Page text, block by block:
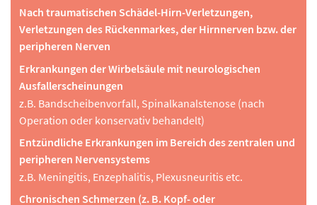
Nach traumatischen Schädel-Hirn-Verletzungen,
Verletzungen des Rückenmarkes, der Hirnnerven bzw. der
peripheren Nerven
Erkrankungen der Wirbelsäule mit neurologischen
Ausfallerscheinungen
z.B. Bandscheibenvorfall, Spinalkanalstenose (nach
Operation oder konservativ behandelt)
Entzündliche Erkrankungen im Bereich des zentralen und
peripheren Nervensystems
z.B. Meningitis, Enzephalitis, Plexusneuritis etc.
Chronischen Schmerzen (z. B. Kopf- oder